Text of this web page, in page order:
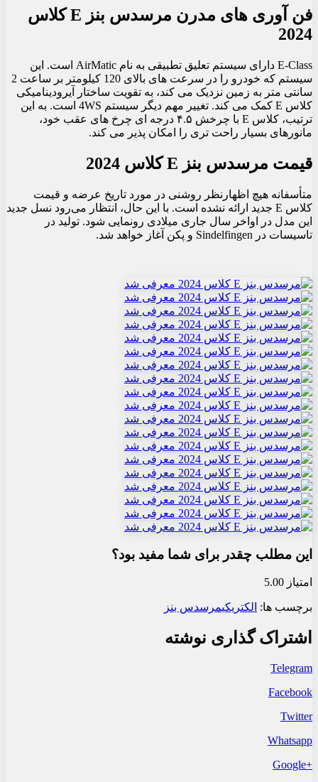
فن آوری های مدرن مرسدس بنز E کلاس
2024
E-Class دارای سیستم تعلیق تطبیقی ​​به نام AirMatic است. این
سیستم که خودرو را در سرعت های بالای 120 کیلومتر بر ساعت 2
سانتی متر به زمین نزدیک می کند، به تقویت ساختار آیرودینامیکی
کلاس E کمک می کند. تغییر مهم دیگر سیستم 4WS است. به این
ترتیب، کلاس E با چرخش ۴.۵ درجه ای چرخ های عقب خود،
مانورهای بسیار راحت تری را امکان پذیر می کند.
قیمت مرسدس بنز E کلاس 2024
متأسفانه هیچ اظهارنظر روشنی در مورد تاریخ عرضه و قیمت
کلاس E جدید ارائه نشده است. با این حال، انتظار می‌رود نسل جدید
این مدل در اواخر سال جاری میلادی رونمایی شود. تولید در
تاسیسات در Sindelfingen و پکن آغاز خواهد شد.
این مطلب چقدر برای شما مفید بود؟
امتیاز 5.00
برچسب ها: الکتریکیمرسدس بنز
اشتراک گذاری نوشته
Telegram
Facebook
Twitter
Whatsapp
+Google